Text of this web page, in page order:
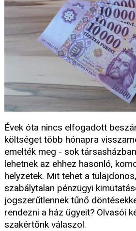
Évek óta nincs elfogadott
költséget több hónapra
emelték meg - sok
lehetnek az ehhez hasonló,
helyzetek. Mit tehet a
szabálytalan pénzügyi
jogszerűtlennek tűnő
rendezni a ház ügyeit? Olvasói
szakértőnk válaszol.